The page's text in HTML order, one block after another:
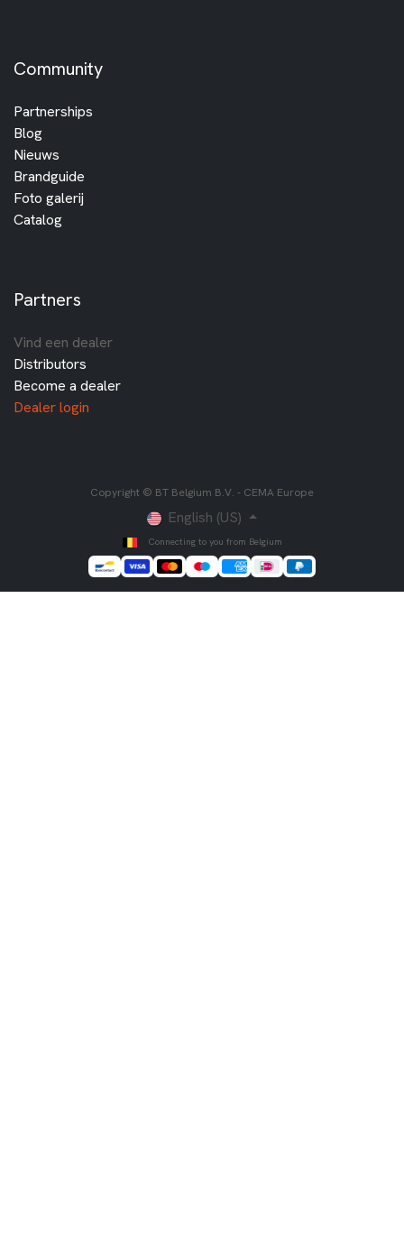
Community
Partnerships
Blog
Nieuws
Brandguide
Foto galerij
Catalog
Partners
Vind een dealer
Distributors
Become a dealer
Dealer login
Copyright © BT Belgium B.V. - CEMA Europe
English (US)
Connecting to you from Belgium